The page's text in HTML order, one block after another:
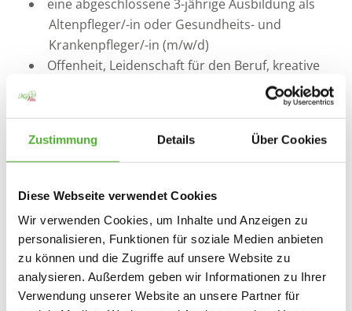
Zustimmung Details Über Cookies
Diese Webseite verwendet Cookies
Wir verwenden Cookies, um Inhalte und Anzeigen zu
personalisieren, Funktionen für soziale Medien anbieten
zu können und die Zugriffe auf unsere Website zu
analysieren. Außerdem geben wir Informationen zu Ihrer
Verwendung unserer Website an unsere Partner für
eine abgeschlossene 3-jährige Ausbildung als
Altenpfleger/-in oder Gesundheits- und
Krankenpfleger/-in (m/w/d)
Offenheit, Leidenschaft für den Beruf, kreative
Denkweisen sowie einen hohen Anspruch an
Bewohnerinnen und Bewohnern täglich ein
Lächeln ins Gesicht zu zaubern
ein kommunikationsfreudiges und
Sensibilität und Einfühlungsvermögen
gegenüber unseren Bewohnerinnen und
Bewohnern sowie deren Angehörigen
die individuellen Wünsche und Bedürfnisse der